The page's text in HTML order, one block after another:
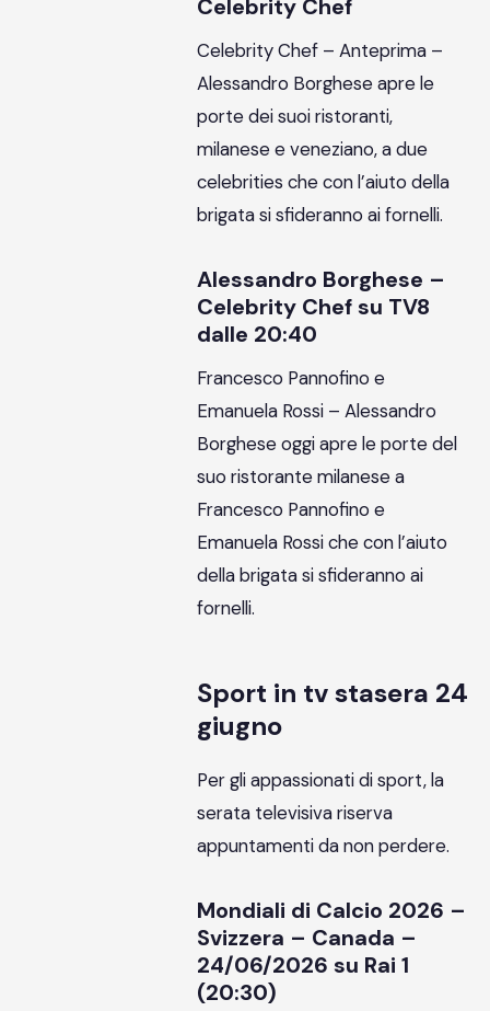
Celebrity Chef
Celebrity Chef – Anteprima –
Alessandro Borghese apre le
porte dei suoi ristoranti,
milanese e veneziano, a due
celebrities che con l’aiuto della
brigata si sfideranno ai fornelli.
Alessandro Borghese –
Celebrity Chef su TV8
dalle 20:40
Francesco Pannofino e
Emanuela Rossi – Alessandro
Borghese oggi apre le porte del
suo ristorante milanese a
Francesco Pannofino e
Emanuela Rossi che con l’aiuto
della brigata si sfideranno ai
fornelli.
Sport in tv stasera 24
giugno
Per gli appassionati di sport, la
serata televisiva riserva
appuntamenti da non perdere.
Mondiali di Calcio 2026 –
Svizzera – Canada –
24/06/2026 su Rai 1
(20:30)